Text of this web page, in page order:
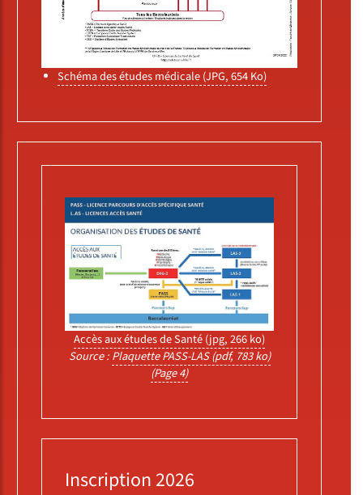
Schéma des études médicale (JPG, 654 Ko)
Accès aux études de Santé (jpg, 266 ko)
Source :Plaquette PASS-LAS (pdf, 783 ko)
(Page 4)
Inscription 2026